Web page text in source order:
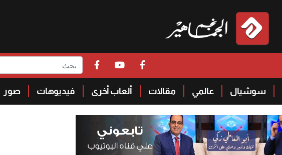
سوشيال عالمي مقالات ألعاب أخرى فيديوهات صور